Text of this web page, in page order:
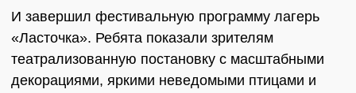
И завершил фестивальную программу лагерь
«Ласточка». Ребята показали зрителям
театрализованную постановку с масштабными
декорациями, яркими неведомыми птицами и